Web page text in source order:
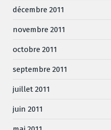
décembre 2011
novembre 2011
octobre 2011
septembre 2011
juillet 2011
juin 2011